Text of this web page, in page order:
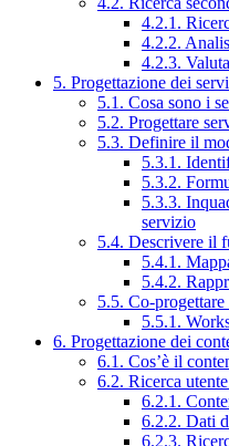
4.2.1.
4.2.2.
4.2.3.
5. Progettazione dei
5.1. Cosa sono i
5.2. Progettare
5.3. Definire il
5.3.1.
5.3.2.
5.3.3.
servizio
5.4. Descrivere il
5.4.1.
5.4.2.
5.5. Co-
5.5.1.
6. Progettazione dei
6.1. Cos’è il
6.2. Ricerca
6.2.1.
6.2.2. Dati
6.2.3.